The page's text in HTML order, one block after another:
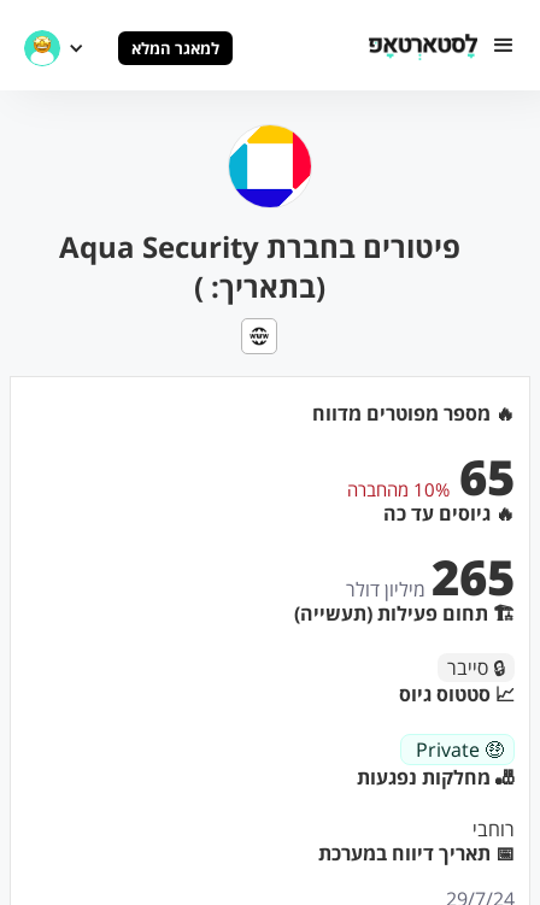
למאגר המלא
פיטורים בחברת Aqua Security
(בתאריך: )
🔥 מספר מפוטרים מדווח
65 10% מהחברה
🔥 גיוסים עד כה
265 מיליון דולר
🏗 תחום פעילות (תעשייה)
🔒 סייבר
📈 סטטוס גיוס
🤑 Private
🎳 מחלקות נפגעות
רוחבי
📅 תאריך דיווח במערכת
29/7/24